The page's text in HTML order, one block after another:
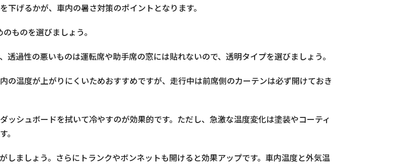
げるかが、車内の暑さ対策のポイントとなります。
ものを選びましょう。
過性の悪いものは運転席や助手席の窓には貼れないので、透明タイプを選びましょう。
の温度が上がりにくいためおすすめですが、走行中は前席側のカーテンは必ず開けておき
ッシュボードを拭いて冷やすのが効果的です。ただし、急激な温度変化は塗装やコーティ
。
しましょう。さらにトランクやボンネットも開けると効果アップです。車内温度と外気温